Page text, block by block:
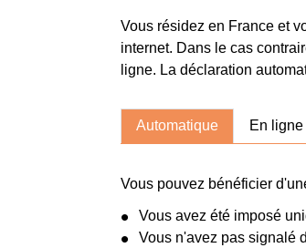
Vous résidez en France et
internet. Dans le cas
ligne. La déclaration
Automatique En ligne
Vous pouvez bénéficier
Vous avez été imposé
Vous n'avez pas signalé